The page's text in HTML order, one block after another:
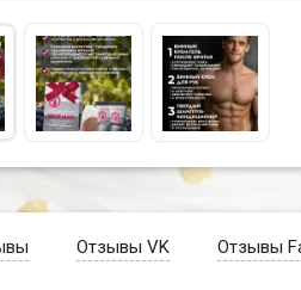
Отзывы VK Отзывы